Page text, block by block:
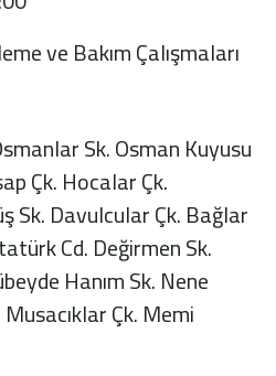
ve Bakım Çalışmaları
Sk. Osman Kuyusu
Çk. Hocalar Çk.
Sk. Davulcular Çk. Bağlar
Cd. Değirmen Sk.
Hanım Sk. Nene
Çk. Memi